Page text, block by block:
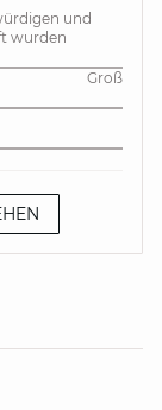
und
wurden
Groß